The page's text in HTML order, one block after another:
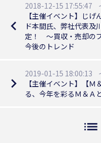
navigate_before
2018-12-15 17:55:47
【主催イベント】じ
ド本間氏、弊社代表
定！ ～買収・売却の
今後のトレンド
list
navigate_next
2019-01-15 18:00:13
【主催イベント】【
る、今年を彩るＭ＆Ａ